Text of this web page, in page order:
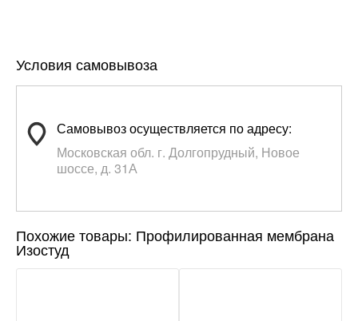
Условия самовывоза
Самовывоз осуществляется по адресу:
Московская обл. г. Долгопрудный, Новое
шоссе, д. 31А
Похожие товары: Профилированная мембрана
Изостуд